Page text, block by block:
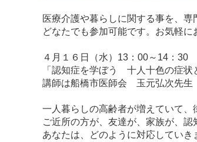
医療介護や暮らしに関する事を、専
どなたでも参加可能です。お気軽に
４月１６日（水）13：00～14：30
「認知症を学ぼう 十人十色の症状
講師は船橋市医師会 玉元弘次先生
一人暮らしの高齢者が増えていて、
ご近所の方が、友達が、家族が、
あなたは、どのように対応していき